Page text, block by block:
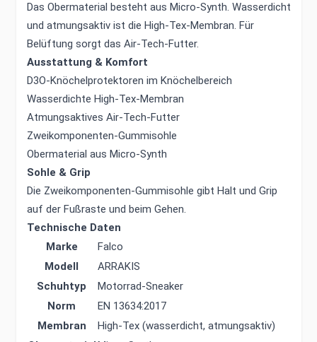
Das Obermaterial besteht aus Micro-Synth. Wasserdicht
und atmungsaktiv ist die High-Tex-Membran. Für
Belüftung sorgt das Air-Tech-Futter.
Ausstattung & Komfort
D3O-Knöchelprotektoren im Knöchelbereich
Wasserdichte High-Tex-Membran
Atmungsaktives Air-Tech-Futter
Zweikomponenten-Gummisohle
Obermaterial aus Micro-Synth
Sohle & Grip
Die Zweikomponenten-Gummisohle gibt Halt und Grip
auf der Fußraste und beim Gehen.
Technische Daten
Marke
Falco
Modell
ARRAKIS
Schuhtyp
Motorrad-Sneaker
Norm
EN 13634:2017
Membran
High-Tex (wasserdicht, atmungsaktiv)